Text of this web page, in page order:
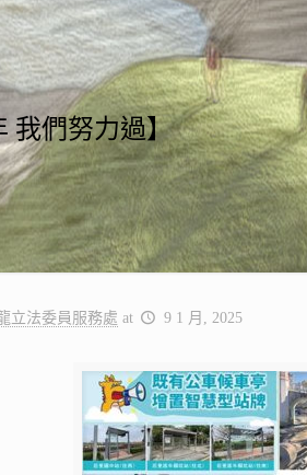
我們努力過】
立法委員服務處 at 9 1 月, 2025